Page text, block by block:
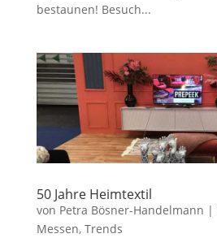
bestaunen! Besuch...
50 Jahre Heimtextil
von Petra Bösner-Handelmann |
Messen, Trends